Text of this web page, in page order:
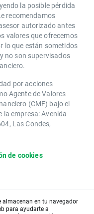
la posible pérdida
recomendamos
autorizado antes
valores que ofrecemos
lo que están sometidos
no son supervisados
por acciones
Agente de Valores
(CMF) bajo el
la empresa: Avenida
Las Condes,
de cookies
almacenan en tu navegador
para ayudarte a